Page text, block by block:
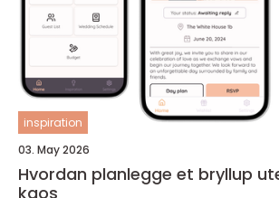
inspiration
03. May 2026
Hvordan planlegge et bryllup
kaos